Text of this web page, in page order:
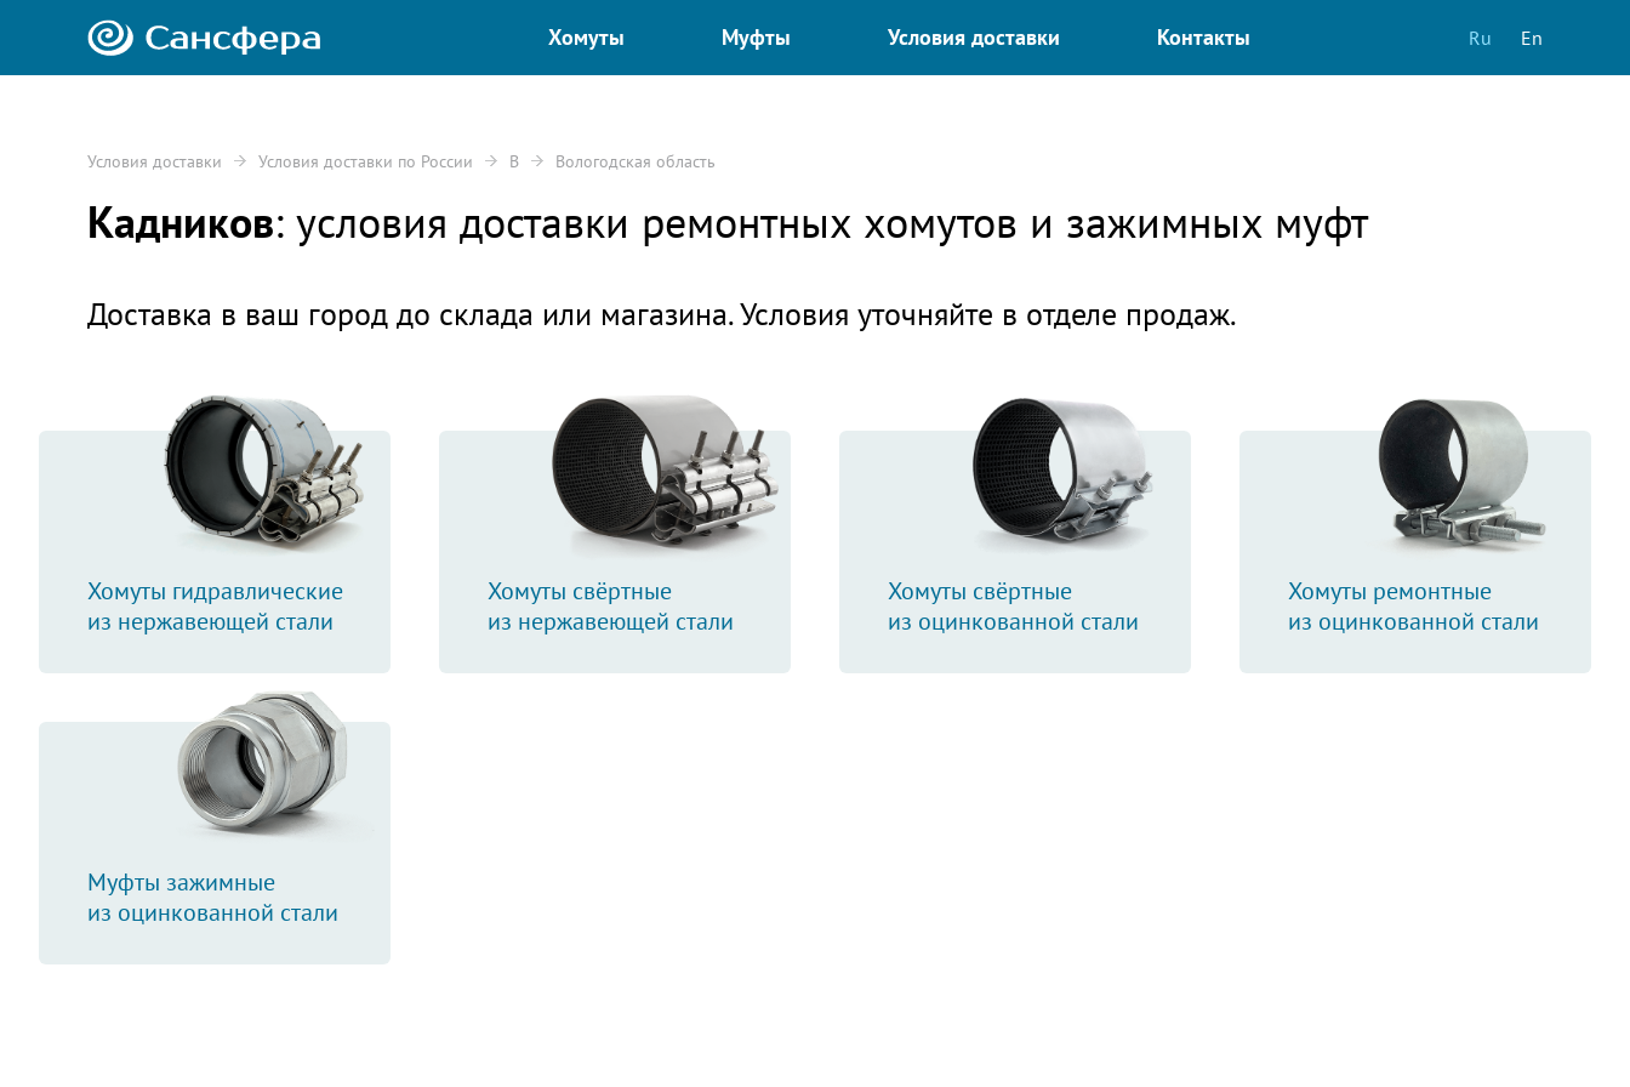
Ru En
Хомуты Муфты Условия доставки Контакты
Условия доставки Условия доставки по России В Вологодская область
Кадников: условия доставки ремонтных хомутов и зажимных муфт
Доставка в ваш город до склада или магазина. Условия уточняйте в отделе продаж.
Хомуты гидравлические
из нержавеющей стали
Хомуты свёртные
из нержавеющей стали
Хомуты свёртные
из оцинкованной стали
Хомуты ремонтные
из оцинкованной стали
Муфты зажимные
из оцинкованной стали